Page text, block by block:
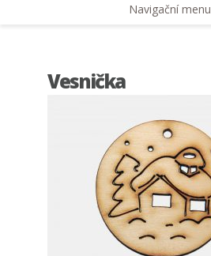
Navigační menu
Vesnička